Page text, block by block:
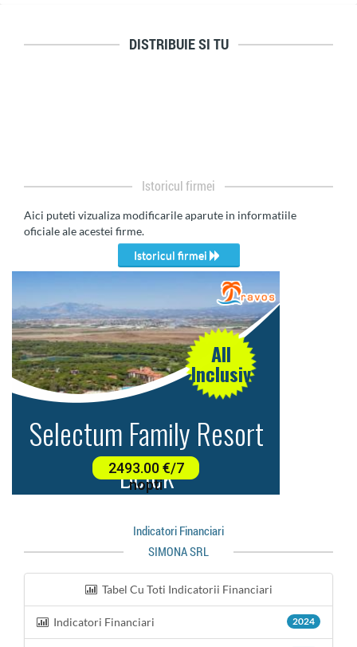
DISTRIBUIE SI TU
Istoricul firmei
Aici puteti vizualiza modificarile aparute in informatiile
oficiale ale acestei firme.
Istoricul firmei
Indicatori Financiari
SIMONA SRL
Tabel Cu Toti Indicatorii Financiari
Indicatori Financiari 2024